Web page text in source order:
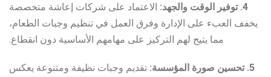
4. توفير الوقت والجهد:
الاعتماد على شركات إعاشة متخصصة
يخفف العبء على الإدارة وفرق العمل في تنظيم وجبات الطعام،
مما يتيح لهم التركيز على مهامهم الأساسية دون انقطاع.
5. تحسين صورة المؤسسة:
تقديم وجبات نظيفة ومتنوعة يعكس